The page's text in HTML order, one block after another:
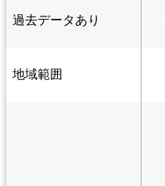
過去データあり
地域範囲